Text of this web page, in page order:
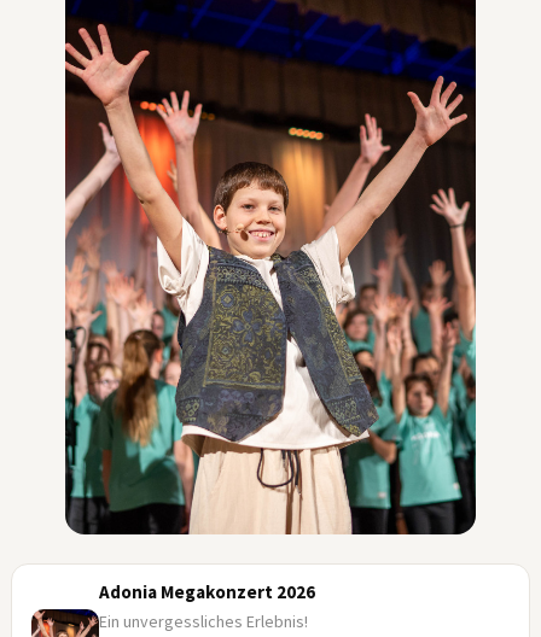
Adonia Megakonzert 2026
Ein unvergessliches Erlebnis!